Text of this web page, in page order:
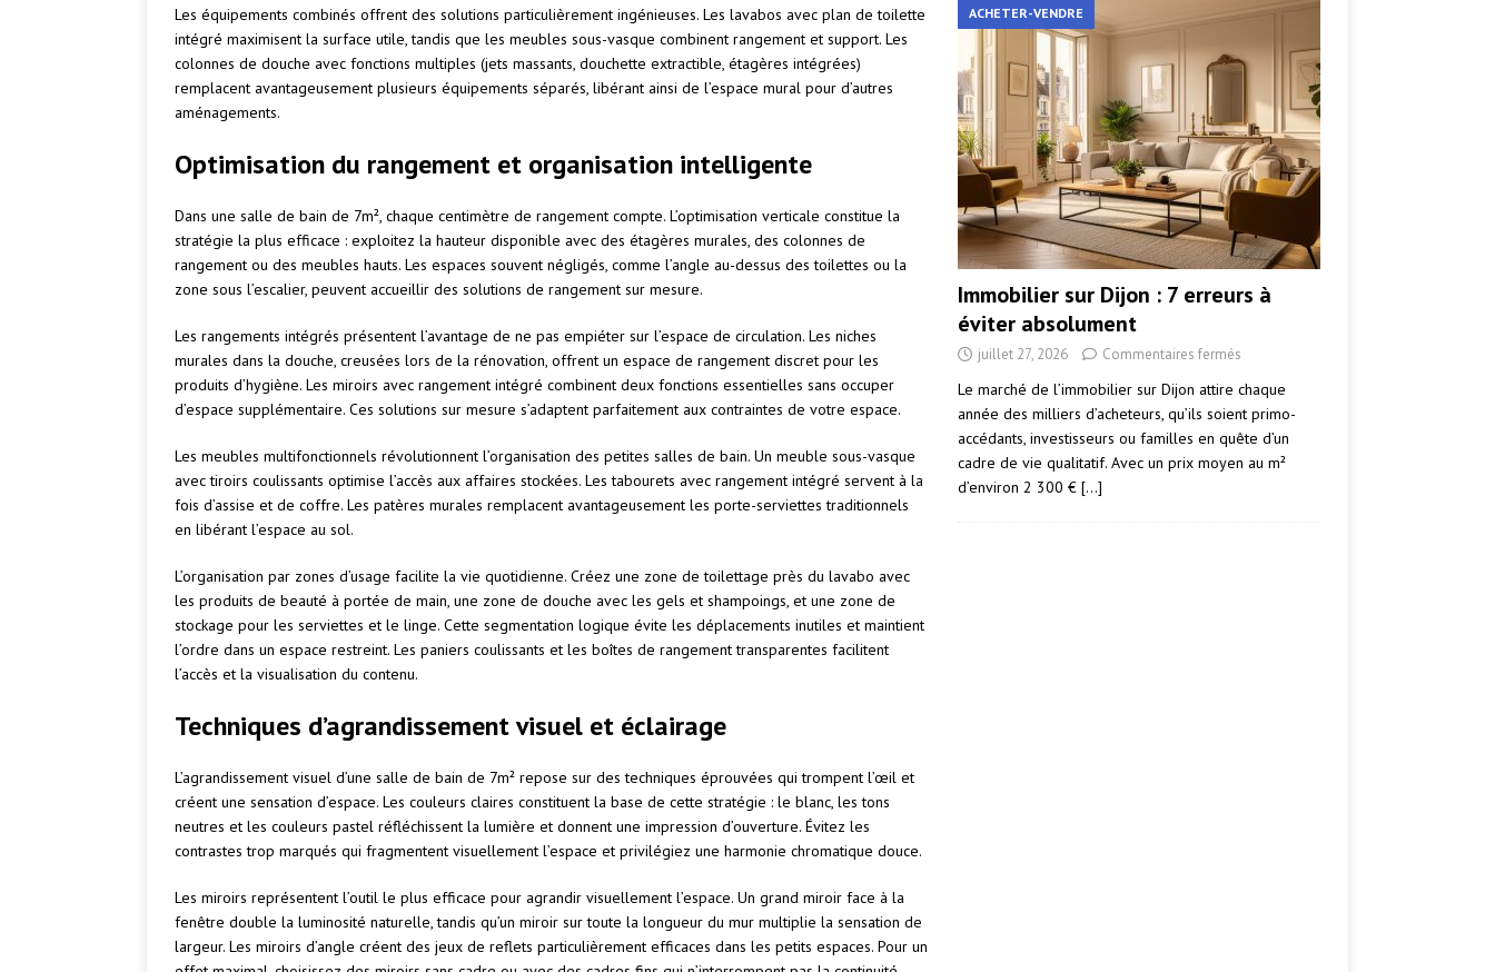
Les équipements combinés offrent des solutions particulièrement ingénieuses. Les lavabos avec plan de toilette
intégré maximisent la surface utile, tandis que les meubles sous-vasque combinent rangement et support. Les
colonnes de douche avec fonctions multiples (jets massants, douchette extractible, étagères intégrées)
remplacent avantageusement plusieurs équipements séparés, libérant ainsi de l’espace mural pour d’autres
aménagements.
Optimisation du rangement et organisation intelligente
Dans une salle de bain de 7m², chaque centimètre de rangement compte. L’optimisation verticale constitue la
stratégie la plus efficace : exploitez la hauteur disponible avec des étagères murales, des colonnes de
rangement ou des meubles hauts. Les espaces souvent négligés, comme l’angle au-dessus des toilettes ou la
zone sous l’escalier, peuvent accueillir des solutions de rangement sur mesure.
Les rangements intégrés présentent l’avantage de ne pas empiéter sur l’espace de circulation. Les niches
murales dans la douche, creusées lors de la rénovation, offrent un espace de rangement discret pour les
produits d’hygiène. Les miroirs avec rangement intégré combinent deux fonctions essentielles sans occuper
d’espace supplémentaire. Ces solutions sur mesure s’adaptent parfaitement aux contraintes de votre espace.
Les meubles multifonctionnels révolutionnent l’organisation des petites salles de bain. Un meuble sous-vasque
avec tiroirs coulissants optimise l’accès aux affaires stockées. Les tabourets avec rangement intégré servent à la
fois d’assise et de coffre. Les patères murales remplacent avantageusement les porte-serviettes traditionnels
en libérant l’espace au sol.
L’organisation par zones d’usage facilite la vie quotidienne. Créez une zone de toilettage près du lavabo avec
les produits de beauté à portée de main, une zone de douche avec les gels et shampoings, et une zone de
stockage pour les serviettes et le linge. Cette segmentation logique évite les déplacements inutiles et maintient
l’ordre dans un espace restreint. Les paniers coulissants et les boîtes de rangement transparentes facilitent
l’accès et la visualisation du contenu.
Techniques d’agrandissement visuel et éclairage
L’agrandissement visuel d’une salle de bain de 7m² repose sur des techniques éprouvées qui trompent l’œil et
créent une sensation d’espace. Les couleurs claires constituent la base de cette stratégie : le blanc, les tons
neutres et les couleurs pastel réfléchissent la lumière et donnent une impression d’ouverture. Évitez les
contrastes trop marqués qui fragmentent visuellement l’espace et privilégiez une harmonie chromatique douce.
Les miroirs représentent l’outil le plus efficace pour agrandir visuellement l’espace. Un grand miroir face à la
fenêtre double la luminosité naturelle, tandis qu’un miroir sur toute la longueur du mur multiplie la sensation de
largeur. Les miroirs d’angle créent des jeux de reflets particulièrement efficaces dans les petits espaces. Pour un
ACHETER-VENDRE
Immobilier sur Dijon : 7 erreurs à
éviter absolument
juillet 27, 2026 Commentaires fermés
Le marché de l’immobilier sur Dijon attire chaque
année des milliers d’acheteurs, qu’ils soient primo-
accédants, investisseurs ou familles en quête d’un
cadre de vie qualitatif. Avec un prix moyen au m²
d’environ 2 300 € […]